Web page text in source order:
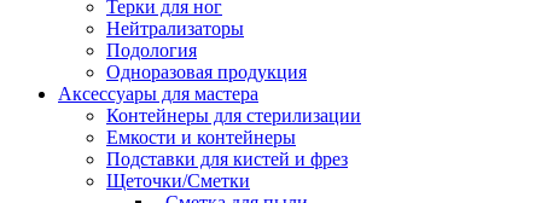
Терки для ног
Нейтрализаторы
Подология
Одноразовая продукция
Аксессуары для мастера
Контейнеры для стерилизации
Емкости и контейнеры
Подставки для кистей и фрез
Щеточки/Сметки